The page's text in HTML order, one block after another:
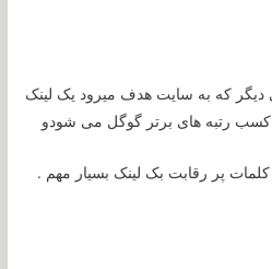
دیگر که به سایت هدف میرود یک لینک
کسب رتبه های برتر گوگل می شودو
پر رقابت بک لینک بسیار مهم .